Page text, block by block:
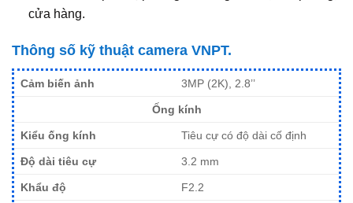
cửa hàng.
Thông số kỹ thuật camera VNPT.
Cảm biến ảnh 3MP (2K), 2.8’’
Ống kính
Kiểu ống kính Tiêu cự có độ dài cố định
Độ dài tiêu cự 3.2 mm
Khẩu độ F2.2